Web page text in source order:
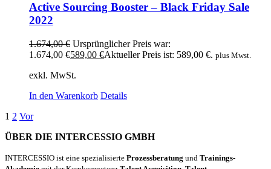
Active Sourcing Booster – Black Friday Sale
2022
1.674,00€ Ursprünglicher Preis war:
1.674,00 €589,00 €Aktueller Preis ist: 589,00 €. plus Mwst.
exkl. MwSt.
In den Warenkorb Details
1 2 Vor
ÜBER DIE INTERCESSIO GMBH
INTERCESSIO ist eine spezialisierte Prozessberatung und Trainings-